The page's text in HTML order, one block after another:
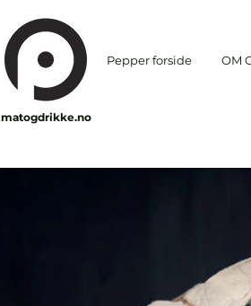
Pepper forside OM
matogdrikke.no